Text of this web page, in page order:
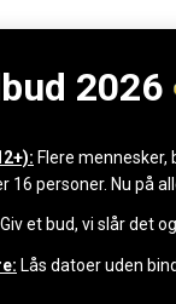
2026
Flere mennesker,
16 personer. Nu på
Giv et bud, vi slår det
Lås datoer uden